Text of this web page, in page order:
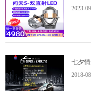
2023-
七夕
2018-